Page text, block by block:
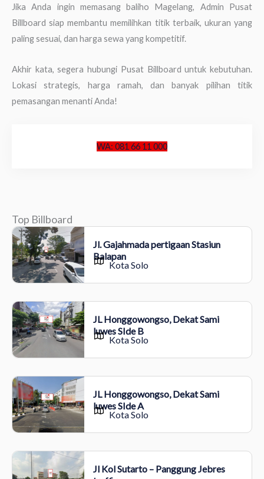
Jika Anda ingin memasang baliho Magelang, Admin Pusat
Billboard siap membantu memilihkan titik terbaik, ukuran yang
paling sesuai, dan harga sewa yang kompetitif.
Akhir kata, segera hubungi Pusat Billboard untuk kebutuhan.
Lokasi strategis, harga ramah, dan banyak pilihan titik
pemasangan menanti Anda!
WA: 081 66 11 000
Top Billboard
Jl. Gajahmada pertigaan Stasiun
Balapan
Kota Solo
JL Honggowongso, Dekat Sami
luwes SIde B
Kota Solo
JL Honggowongso, Dekat Sami
luwes SIde A
Kota Solo
Jl Kol Sutarto – Panggung Jebres